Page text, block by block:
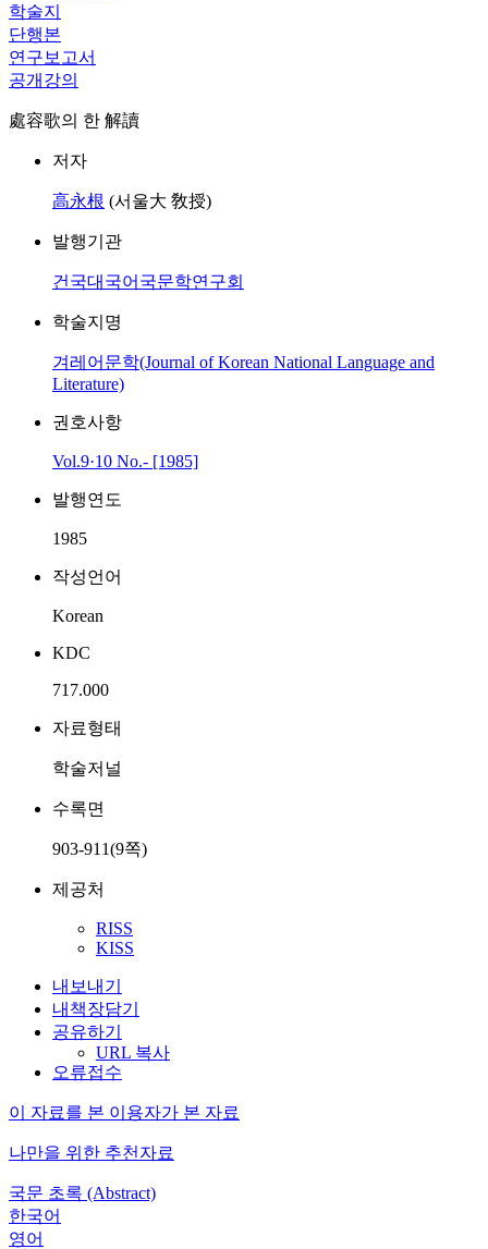
학술지
단행본
연구보고서
공개강의
處容歌의 한 解讀
저자
高永根 (서울大 敎授)
발행기관
건국대국어국문학연구회
학술지명
겨레어문학(Journal of Korean National Language and
Literature)
권호사항
Vol.9·10 No.- [1985]
발행연도
1985
작성언어
Korean
KDC
717.000
자료형태
학술저널
수록면
903-911(9쪽)
제공처
RISS
KISS
내보내기
내책장담기
공유하기
URL 복사
오류접수
이 자료를 본 이용자가 본 자료
나만을 위한 추천자료
국문 초록 (Abstract)
한국어
영어